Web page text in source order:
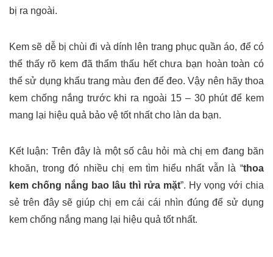
bị ra ngoài.
Kem sẽ dễ bị chùi đi và dính lên trang phục quần áo, để có
thể thấy rõ kem đã thẩm thấu hết chưa bạn hoàn toàn có
thể sử dụng khẩu trang màu đen để đeo. Vậy nên hãy thoa
kem chống nắng trước khi ra ngoài 15 – 30 phút để kem
mang lại hiệu quả bảo vệ tốt nhất cho làn da bạn.
Kết luận: Trên đây là một số câu hỏi mà chị em đang băn
khoăn, trong đó nhiều chị em tìm hiểu nhất vẫn là “thoa
kem chống nắng bao lâu thì rửa mặt”. Hy vọng với chia
sẻ trên đây sẽ giúp chị em cái cái nhìn đúng để sử dụng
kem chống nắng mang lại hiệu quả tốt nhất.